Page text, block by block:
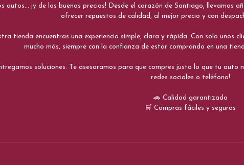
autos... ¡y de los buenos precios! Desde el corazón de Santiago,
ofrecer repuestos de calidad, al mejor precio y con
tienda encuentras una experiencia simple, clara y rápida. Con solo unos
mucho más, siempre con la confianza de estar comprando en una
soluciones. Te asesoramos para que compres justo lo que tu
redes sociales o teléfono!
🚗 Calidad garantizada
🛒 Compras fáciles y seguras